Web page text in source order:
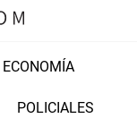
ECONOMÍA
POLICIALES